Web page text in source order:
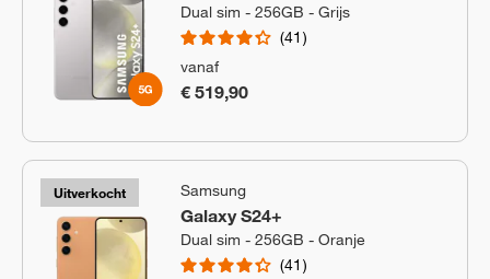
Dual sim - 256GB - Grijs
41
vanaf
€ 519,90
Uitverkocht Samsung
Galaxy S24+
Dual sim - 256GB - Oranje
41